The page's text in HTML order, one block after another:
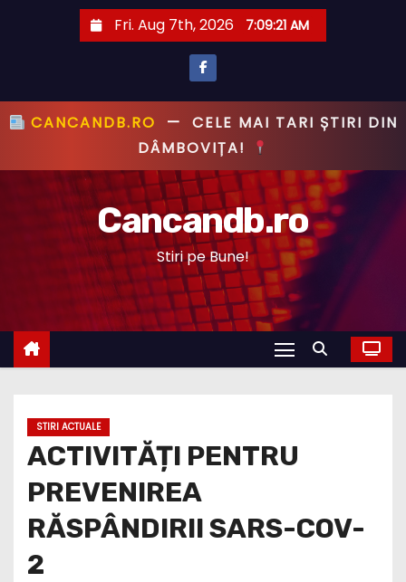
Fri. Aug 7th, 2026 7:09:22 AM
CANCANDB.RO—PRIMUL CU ȘTIREA,
PRIMUL CU ADEVĂRUL!
Cancandb.ro
Stiri pe Bune!
STIRI ACTUALE
ACTIVITĂȚI PENTRU
PREVENIREA
RĂSPÂNDIRII SARS-COV-
2